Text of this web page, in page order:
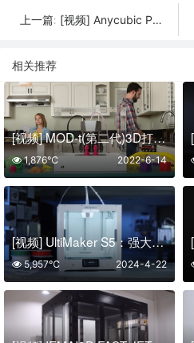
上一篇: [视频] Anycubic Photon Mono M7 Max：更大、更好、超越！
相关推荐
[视频] MOD-t(第二代)3D打印机: 更好 更快 更聪明
2022-6-14
1,876℃
[视频] UltiMaker S5：强大且可靠且多功能3D打印机
2024-4-22
5,957℃